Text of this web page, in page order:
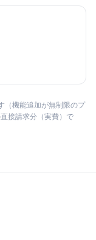
（機能追加が無制限のプ
接請求分（実費）で